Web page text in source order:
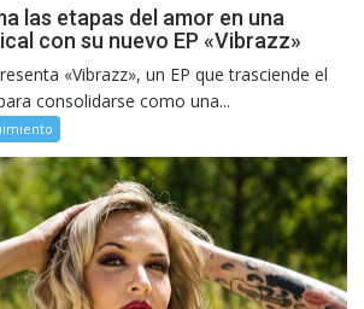
las etapas del amor en una
con su nuevo EP «Vibrazz»
«Vibrazz», un EP que trasciende el
consolidarse como una...